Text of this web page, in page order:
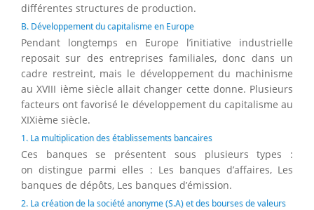
différentes structures de production.
B. Développement du capitalisme en Europe
Pendant longtemps en Europe l’initiative industrielle
reposait sur des entreprises familiales, donc dans un
cadre restreint, mais le développement du machinisme
au XVIII ième siècle allait changer cette donne. Plusieurs
facteurs ont favorisé le développement du capitalisme au
XIXième siècle.
1. La multiplication des établissements bancaires
Ces banques se présentent sous plusieurs types :
on distingue parmi elles : Les banques d’affaires, Les
banques de dépôts, Les banques d’émission.
2. La création de la société anonyme (S.A) et des bourses de valeurs